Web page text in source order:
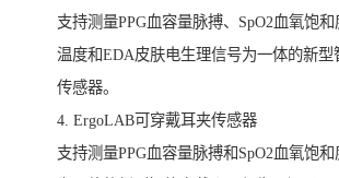
支持测量PPG血容量脉搏、SpO2血氧饱
温度和EDA皮肤电生理信号为一体的新型
传感器。
4. ErgoLAB可穿戴耳夹传感器
支持测量PPG血容量脉搏和SpO2血氧饱